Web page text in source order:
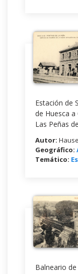
Estación de
de Huesca
Las Peñas
Autor:
Geográfico:
Temático:
Balneario